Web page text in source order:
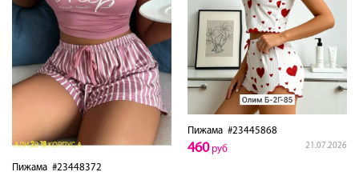
Пижама #23448372
Пижама #23445868
21.07.2026
460руб